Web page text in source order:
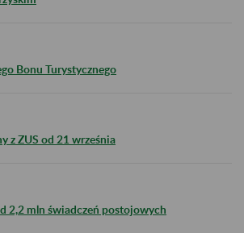
Bonu Turystycznego
z ZUS od 21 września
2,2 mln świadczeń postojowych